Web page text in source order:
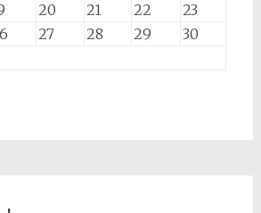
20 21 22
23
27 28 29
30